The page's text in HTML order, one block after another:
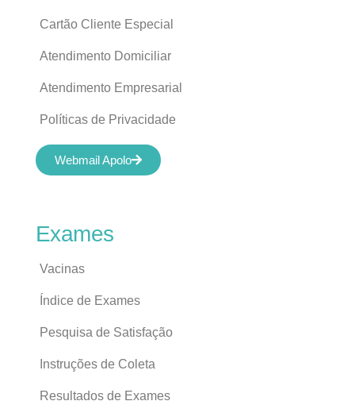
Exames
Vacinas
Índice de Exames
Pesquisa de Satisfação
Instruções de Coleta
Resultados de Exames
Cartão Cliente Especial
Atendimento Domiciliar
Atendimento Empresarial
Políticas de Privacidade
Webmail Apolo